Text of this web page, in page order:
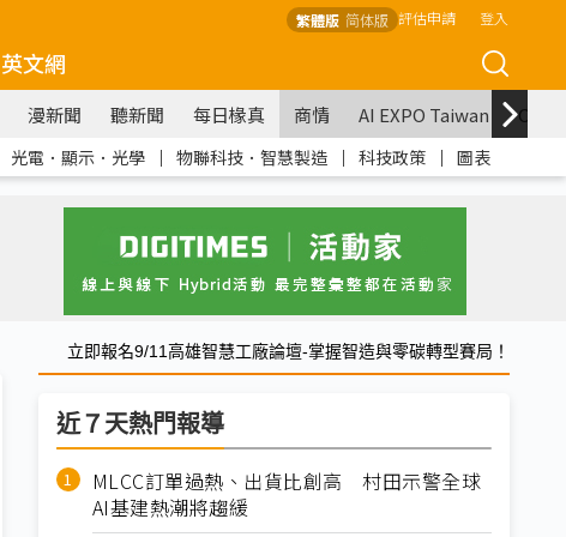
繁體版 简体版 評估申請 登入
英文網
漫新聞 聽新聞 每日椽真 商情 AI EXPO Taiwan
光電．顯示．光學 ｜ 物聯科技．智慧製造 ｜ 科技政策 ｜ 圖表
立即報名9/11高雄智慧工廠論壇-掌握智造與零碳轉型賽局！
近７天熱門報導
MLCC訂單過熱、出貨比創高 村田示警全球
AI基建熱潮將趨緩